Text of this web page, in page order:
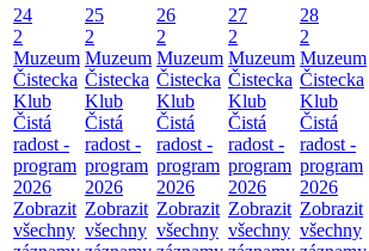
24
2
Muzeum
Čistecka
Klub
Čistá
radost -
program
2026
Zobrazit
všechny
25
2
Muzeum
Čistecka
Klub
Čistá
radost -
program
2026
Zobrazit
všechny
26
2
Muzeum
Čistecka
Klub
Čistá
radost -
program
2026
Zobrazit
všechny
27
2
Muzeum
Čistecka
Klub
Čistá
radost -
program
2026
Zobrazit
všechny
28
2
Muzeum
Čistecka
Klub
Čistá
radost -
program
2026
Zobrazit
všechny